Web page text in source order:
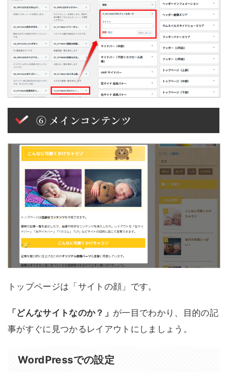
⑥ メインコンテンツ
トップページは「サイトの顔」です。
「どんなサイトなのか？」 が一目でわかり、目的の記
事がすぐに見つかるレイアウトにしましょう。
WordPressでの設定